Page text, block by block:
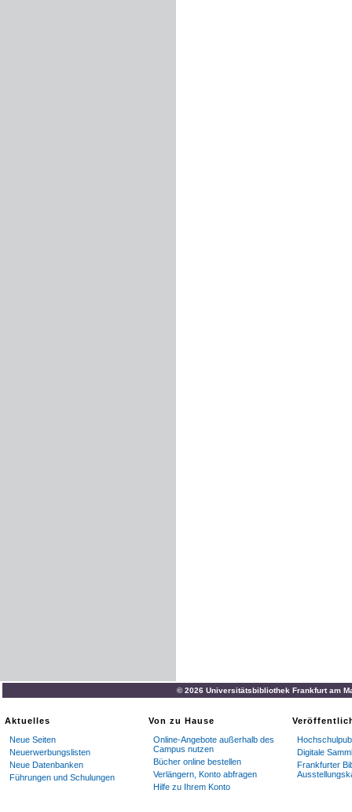
© 2026 Universitätsbibliothek Frankfurt am
Aktuelles
Neue Seiten
Neuerwerbungslisten
Neue Datenbanken
Führungen und Schulungen
Von zu Hause
Online-Angebote außerhalb des
Campus nutzen
Bücher online bestellen
Verlängern, Konto abfragen
Hilfe zu Ihrem Konto
Digitale
Frankfurter